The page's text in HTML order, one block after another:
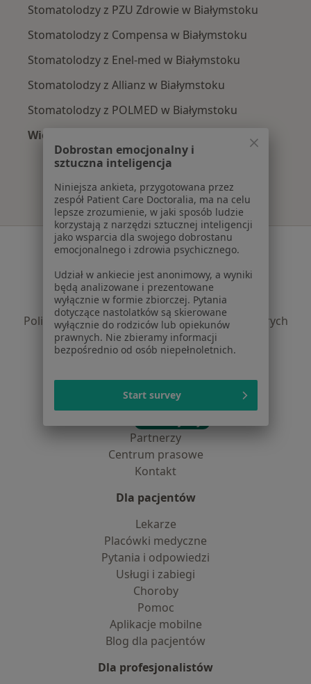
Stomatolodzy z PZU Zdrowie w Białymstoku
Stomatolodzy z Compensa w Białymstoku
Stomatolodzy z Enel-med w Białymstoku
Stomatolodzy z Allianz w Białymstoku
Stomatolodzy z POLMED w Białymstoku
Więcej (1)
Więcej w kategorii: Najpopularniejsze
Serwis
Regulamin
Polityka prywatności pacjentów
Polityka prywatności profesjonalistów
Polityka prywatności dla profesjonalistów, których
dane pozyskaliśmy samodzielnie
Polityka cookies
Partnerzy
Centrum prasowe
Kontakt
Dla pacjentów
Lekarze
Placówki medyczne
Pytania i odpowiedzi
Usługi i zabiegi
Choroby
Pomoc
Aplikacje mobilne
Blog dla pacjentów
Dla profesjonalistów
Dobrostan emocjonalny i
sztuczna inteligencja
Niniejsza ankieta, przygotowana przez
zespół Patient Care Doctoralia, ma na celu
lepsze zrozumienie, w jaki sposób ludzie
korzystają z narzędzi sztucznej inteligencji
jako wsparcia dla swojego dobrostanu
emocjonalnego i zdrowia psychicznego.
Udział w ankiecie jest anonimowy, a wyniki
będą analizowane i prezentowane
wyłącznie w formie zbiorczej. Pytania
dotyczące nastolatków są skierowane
wyłącznie do rodziców lub opiekunów
prawnych. Nie zbieramy informacji
bezpośrednio od osób niepełnoletnich.
Start survey